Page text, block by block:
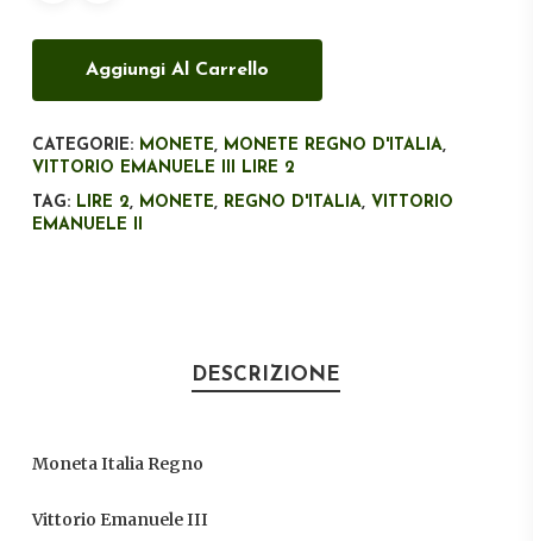
Aggiungi Al Carrello
CATEGORIE: MONETE, MONETE REGNO D'ITALIA,
VITTORIO EMANUELE III LIRE 2
TAG: LIRE 2, MONETE, REGNO D'ITALIA, VITTORIO
EMANUELE II
DESCRIZIONE
Moneta Italia Regno
Vittorio Emanuele III